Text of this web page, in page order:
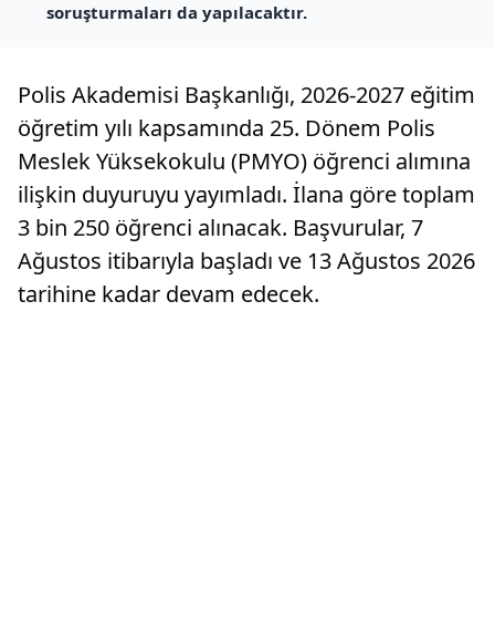
soruşturmaları da yapılacaktır.
Polis Akademisi Başkanlığı, 2026-2027 eğitim
öğretim yılı kapsamında 25. Dönem Polis
Meslek Yüksekokulu (PMYO) öğrenci alımına
ilişkin duyuruyu yayımladı. İlana göre toplam
3 bin 250 öğrenci alınacak. Başvurular, 7
Ağustos itibarıyla başladı ve 13 Ağustos 2026
tarihine kadar devam edecek.